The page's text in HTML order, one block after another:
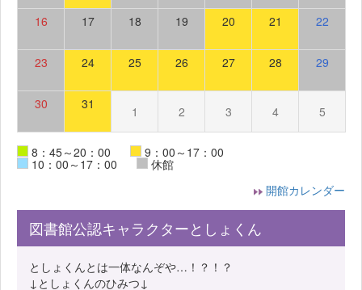
16 17 18 19 20 21 22
23 24 25 26 27 28 29
30 31 1 2 3 4 5
8：45～20：00 9：00～17：00
10：00～17：00
休館
開館カレンダー
図書館公認キャラクターとしょくん
としょくんとは一体なんぞや…！？！？
↓としょくんのひみつ↓